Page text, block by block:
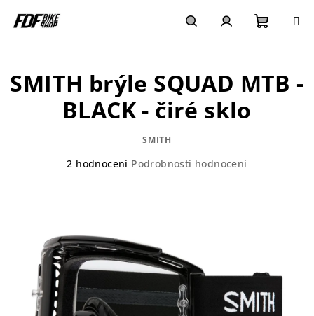
košík
SMITH brýle SQUAD MTB -
BLACK - čiré sklo
SMITH
Průměrné
z
5
hvězdiček.
2 hodnocení Podrobnosti hodnocení